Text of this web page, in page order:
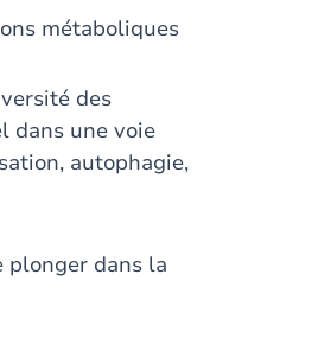
métaboliques
des
dans une voie
autophagie,
plonger dans la